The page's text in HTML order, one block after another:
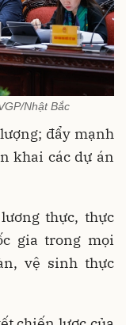
Nhật Bắc
đẩy mạnh
khai các dự án
thực, thực
gia trong mọi
vệ sinh thực